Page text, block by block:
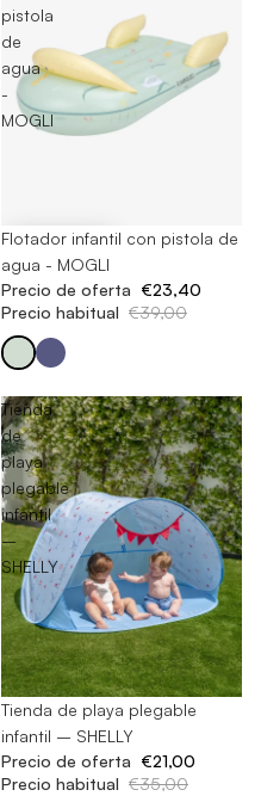
pistola
de
agua
-
MOGLI
-40%
Flotador infantil con pistola de
agua - MOGLI
Precio de oferta €23,40
Precio habitual €39,00
Tienda
de
playa
plegable
infantil
–
SHELLY
-40%
Tienda de playa plegable
infantil – SHELLY
Precio de oferta €21,00
Precio habitual €35,00